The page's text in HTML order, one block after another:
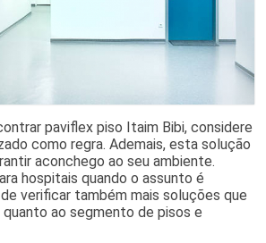
paviflex piso Itaim Bibi, considere
como regra. Ademais, esta solução
aconchego ao seu ambiente.
hospitais quando o assunto é
verificar também mais soluções que
ao segmento de pisos e